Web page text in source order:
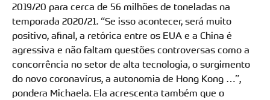
2019/20 para cerca de 56 milhões de toneladas na
temporada 2020/21. “Se isso acontecer, será muito
positivo, afinal, a retórica entre os EUA e a China é
agressiva e não faltam questões controversas como a
concorrência no setor de alta tecnologia, o surgimento
do novo coronavírus, a autonomia de Hong Kong …”,
pondera Michaela. Ela acrescenta também que o